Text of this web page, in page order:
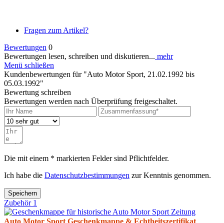
Fragen zum Artikel?
Bewertungen 0
Bewertungen lesen, schreiben und diskutieren... mehr
Menü schließen
Kundenbewertungen für "Auto Motor Sport, 21.02.1992 bis
05.03.1992"
Bewertung schreiben
Bewertungen werden nach Überprüfung freigeschaltet.
Die mit einem * markierten Felder sind Pflichtfelder.
Ich habe die Datenschutzbestimmungen zur Kenntnis genommen.
Speichern
Zubehör 1
Auto Motor Sport Geschenkmappe & Echtheitszertifikat